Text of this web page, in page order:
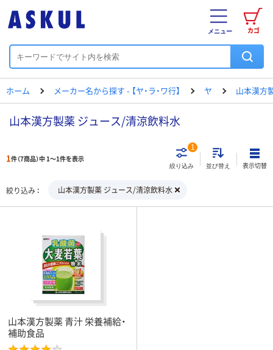
カゴ
メニュー
ホーム メーカー名から探す - 【ヤ・ラ・ワ行】 ヤ 山本漢方
山本漢方製薬 ジュース/清涼飲料水
1件（7商品）中 1～1件を表示
絞り込み
1
並び替え 表示切替
絞り込み 山本漢方製薬 ジュース/清涼飲料水
山本漢方製薬 青汁 栄養補給・
補助食品